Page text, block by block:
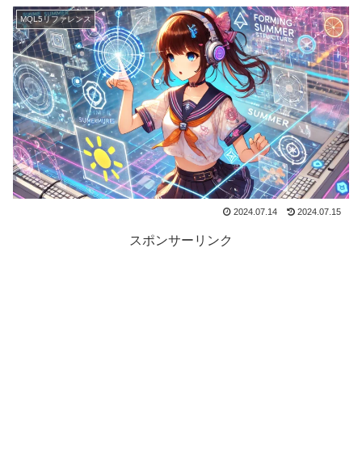
MQL5リファレンス
2024.07.14 2024.07.15
スポンサーリンク